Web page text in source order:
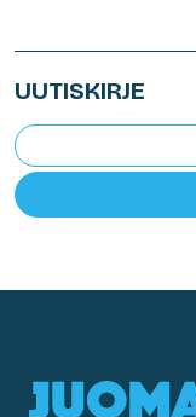
UUTISKIRJE